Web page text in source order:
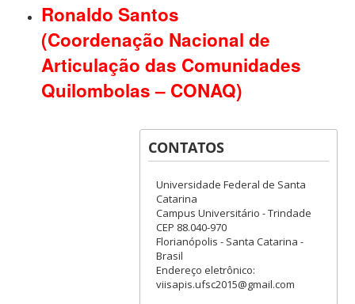
Ronaldo Santos
(Coordenação Nacional de
Articulação das Comunidades
Quilombolas – CONAQ)
CONTATOS
Universidade Federal de Santa
Catarina
Campus Universitário - Trindade
CEP 88.040-970
Florianópolis - Santa Catarina -
Brasil
Endereço eletrônico:
viisapis.ufsc2015@gmail.com